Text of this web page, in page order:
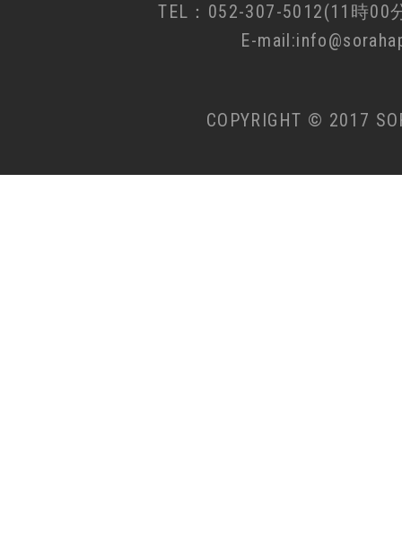
TEL：052-307-5012(11時00
E-
COPYRIGHT © 2017